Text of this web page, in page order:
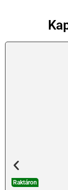
Raktáron